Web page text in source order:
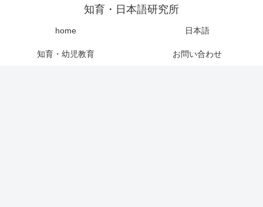
知育・日本語研究所
home 日本語
知育・幼児教育 お問い合わせ